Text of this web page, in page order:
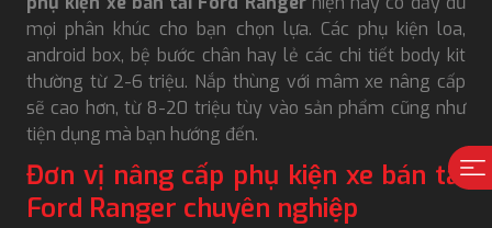
mọi phân khúc cho bạn chọn lựa. Các phụ kiện loa,
android box, bệ bước chân hay lẻ các chi tiết body kit
thường từ 2-6 triệu. Nắp thùng với mâm xe nâng cấp
sẽ cao hơn, từ 8-20 triệu tùy vào sản phẩm cũng như
tiện dụng mà bạn hướng đến.
Đơn vị nâng cấp phụ kiện xe bán tải
Ford Ranger chuyên nghiệp